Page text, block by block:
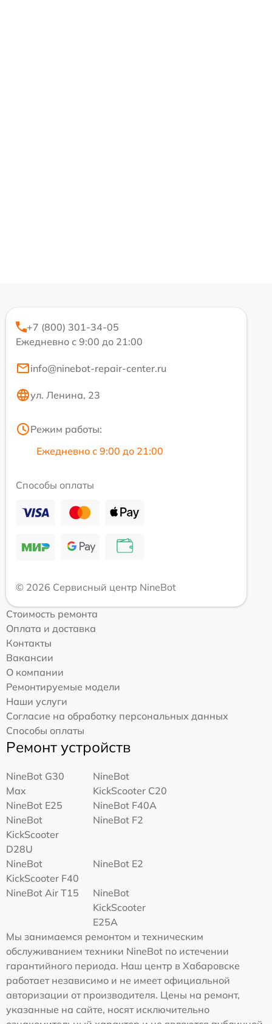
+7 (800) 301-34-05
Ежедневно с 9:00 до 21:00
info@ninebot-repair-center.ru
ул. Ленина, 23
Режим работы:
Ежедневно с 9:00 до 21:00
Способы оплаты
© 2026 Сервисный центр NineBot
Стоимость ремонта
Оплата и доставка
Контакты
Вакансии
О компании
Ремонтируемые модели
Наши услуги
Согласие на обработку персональных данных
Способы оплаты
Ремонт устройств
NineBot G30
Max
NineBot
KickScooter C20
NineBot E25
NineBot F40A
NineBot
KickScooter
D28U
NineBot F2
NineBot
KickScooter F40
NineBot E2
NineBot Air T15
NineBot
KickScooter
E25A
Мы занимаемся ремонтом и техническим
обслуживанием техники NineBot по истечении
гарантийного периода. Наш центр в Хабаровске
работает независимо и не имеет официальной
авторизации от производителя. Цены на ремонт,
указанные на сайте, носят исключительно